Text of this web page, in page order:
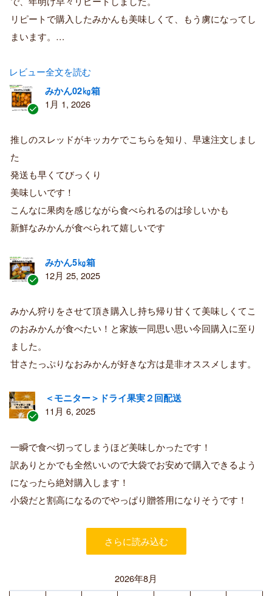
リピートで購入したみかんも美味しくて、もう虜になってし
まいます。…
レビュー全文を読む
証
済
購
者
みかん02㎏箱
1月 1, 2026
推しのスレッドがキッカケでこちらを知り、早速注文しまし
た
発送も早くてびっくり
美味しいです！
こんなに果肉を感じながら食べられるのは珍しいかも
新鮮なみかんが食べられて嬉しいです
証
済
み
購
者
みかん5㎏箱
12月 25, 2025
みかん狩りをさせて頂き購入し持ち帰り甘くて美味しくてこ
のおみかんが食べたい！と家族一同思い思い今回購入に至り
ました。
甘さたっぷりなおみかんが好きな方は是非オススメします。
証
済
み
購
者
＜モニター＞ドライ果実２回配送
11月 6, 2025
一瞬で食べ切ってしまうほど美味しかったです！
訳ありとかでも全然いいので大袋でお安めで購入できるよう
になったら絶対購入します！
小袋だと割高になるのでやっぱり贈答用になりそうです！
さらに読み込む
2026年8月